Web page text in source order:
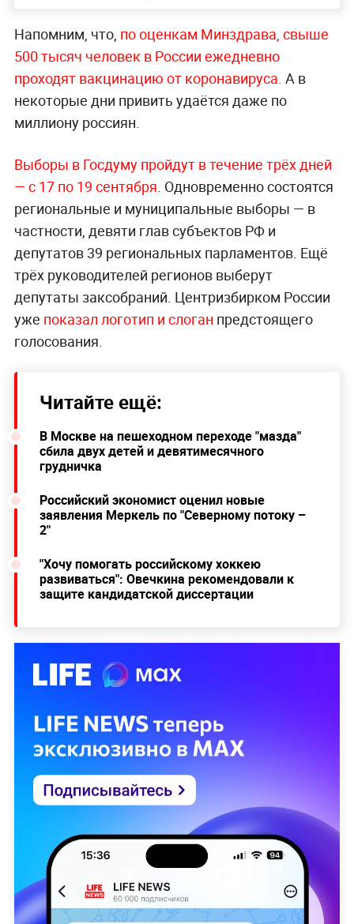
Напомним, что, по оценкам Минздрава, свыше
500 тысяч человек в России ежедневно
проходят вакцинацию от коронавируса. А в
некоторые дни привить удаётся даже по
миллиону россиян.
Выборы в Госдуму пройдут в течение трёх дней
— с 17 по 19 сентября. Одновременно состоятся
региональные и муниципальные выборы — в
частности, девяти глав субъектов РФ и
депутатов 39 региональных парламентов. Ещё
трёх руководителей регионов выберут
депутаты заксобраний. Центризбирком России
уже показал логотип и слоган предстоящего
голосования.
Читайте ещё:
В Москве на пешеходном переходе "мазда"
сбила двух детей и девятимесячного
грудничка
Российский экономист оценил новые
заявления Меркель по "Северному потоку –
2"
"Хочу помогать российскому хоккею
развиваться": Овечкина рекомендовали к
защите кандидатской диссертации